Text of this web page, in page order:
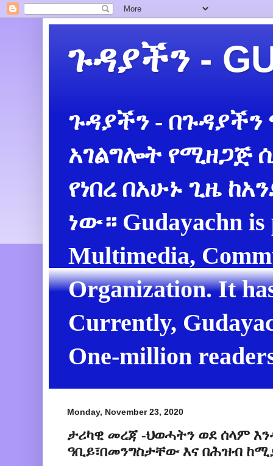
ጉዳያችን -
ጉዳያችን -
አገልግሎት የሚዘጋጅ
የነበረ በአሁኑ ጊዜ
ነው። Gudayachn is
Multimedia,
Organization. It
Currently,
One-million
Monday, November 23, 2020
ታሪካዊ መረጃ -ህወሓትን ወደ ሰላም
ዓቢይ፣በመንግስታቸው እና በሕዝብ